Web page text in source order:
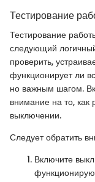
Тестирование
Тестирование
следующий
проверить,
функционирует ли
но важным шагом.
внимание на то, как
выключении.
Следует обратить
Включите